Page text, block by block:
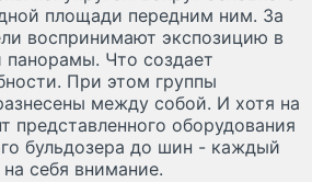
площади передним ним. За
воспринимают экспозицию в
панорамы. Что создает
При этом группы
между собой. И хотя на
представленного оборудования
бульдозера до шин - каждый
себя внимание.